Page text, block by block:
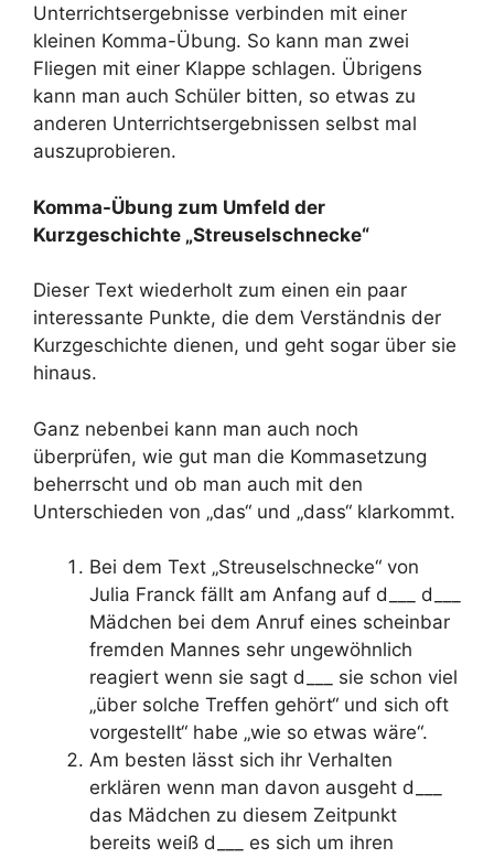
Unterrichtsergebnisse verbinden mit einer
kleinen Komma-Übung. So kann man zwei
Fliegen mit einer Klappe schlagen. Übrigens
kann man auch Schüler bitten, so etwas zu
anderen Unterrichtsergebnissen selbst mal
auszuprobieren.
Komma-Übung zum Umfeld der
Kurzgeschichte „Streuselschnecke“
Dieser Text wiederholt zum einen ein paar
interessante Punkte, die dem Verständnis der
Kurzgeschichte dienen, und geht sogar über sie
hinaus.
Ganz nebenbei kann man auch noch
überprüfen, wie gut man die Kommasetzung
beherrscht und ob man auch mit den
Unterschieden von „das“ und „dass“ klarkommt.
Bei dem Text „Streuselschnecke“ von
Julia Franck fällt am Anfang auf d___ d___
Mädchen bei dem Anruf eines scheinbar
fremden Mannes sehr ungewöhnlich
reagiert wenn sie sagt d___ sie schon viel
„über solche Treffen gehört“ und sich oft
vorgestellt“ habe „wie so etwas wäre“.
Am besten lässt sich ihr Verhalten
erklären wenn man davon ausgeht d___
das Mädchen zu diesem Zeitpunkt
bereits weiß d___ es sich um ihren